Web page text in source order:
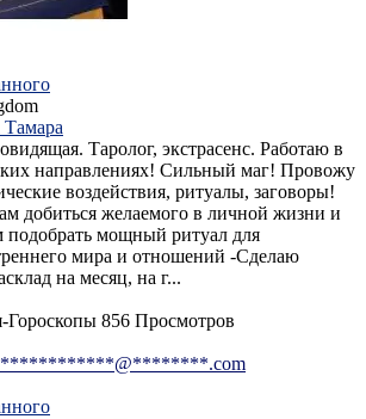
Тамара
Таролог, экстрасенс. Работаю в
направлениях! Сильный маг! Провожу
воздействия, ритуалы, заговоры!
добиться желаемого в личной жизни и
мощный ритуал для
мира и отношений -Сделаю
на месяц, на г...
Гороскопы 856 Просмотров